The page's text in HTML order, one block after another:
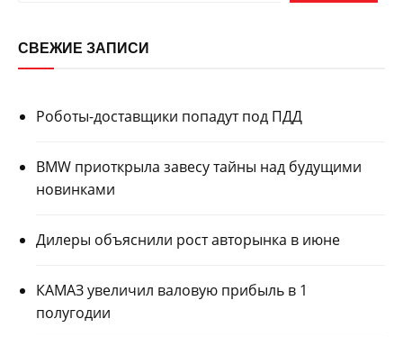
СВЕЖИЕ ЗАПИСИ
Роботы-доставщики попадут под ПДД
BMW приоткрыла завесу тайны над будущими
новинками
Дилеры объяснили рост авторынка в июне
КАМАЗ увеличил валовую прибыль в 1
полугодии